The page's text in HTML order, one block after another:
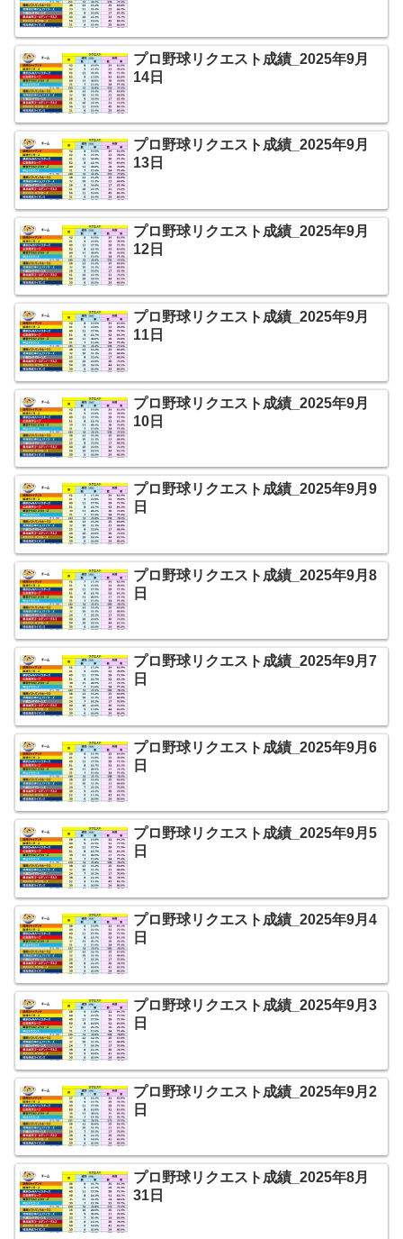
プロ野球リクエスト成績_2025年9月
14日
プロ野球リクエスト成績_2025年9月
13日
プロ野球リクエスト成績_2025年9月
12日
プロ野球リクエスト成績_2025年9月
11日
プロ野球リクエスト成績_2025年9月
10日
プロ野球リクエスト成績_2025年9月9
日
プロ野球リクエスト成績_2025年9月8
日
プロ野球リクエスト成績_2025年9月7
日
プロ野球リクエスト成績_2025年9月6
日
プロ野球リクエスト成績_2025年9月5
日
プロ野球リクエスト成績_2025年9月4
日
プロ野球リクエスト成績_2025年9月3
日
プロ野球リクエスト成績_2025年9月2
日
プロ野球リクエスト成績_2025年8月
31日